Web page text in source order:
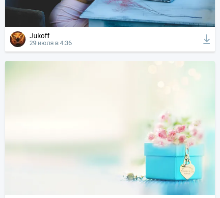
Jukoff
29 июля в 4:36